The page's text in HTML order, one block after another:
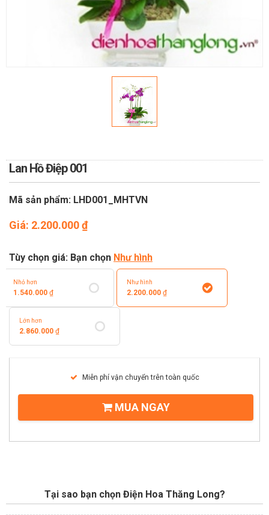
Lan Hồ Điệp 001
Mã sản phẩm: LHD001_MHTVN
Giá: 2.200.000₫
Tùy chọn giá: Bạn chọn Như hình
Nhỏ hơn
1.540.000 ₫
Như hình
2.200.000₫
Lớn hơn
2.860.000 ₫
Miễn phí vận chuyển trên toàn quốc
MUA NGAY
Tại sao bạn chọn Điện Hoa Thăng Long?
PHƯƠNG THỨC THANH
DỊCH VỤ ĐIỆN HOA TRỰC